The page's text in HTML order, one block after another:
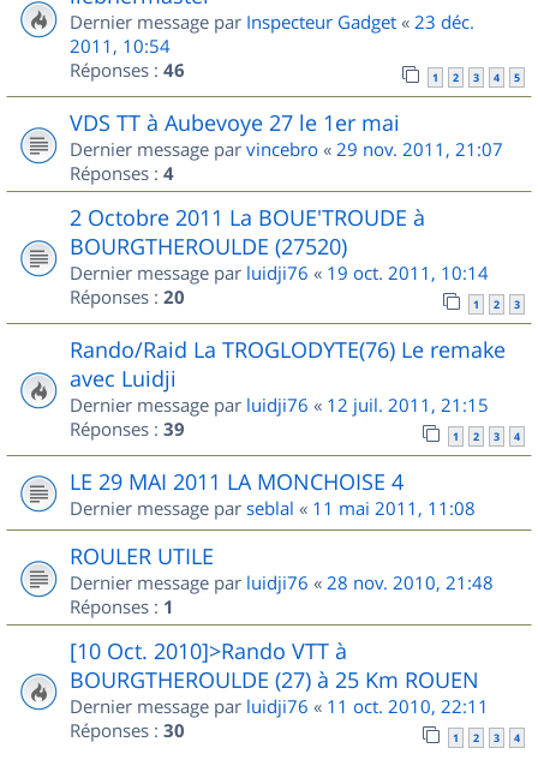
Dernier message par Inspecteur Gadget « 23 déc.
2011, 10:54
Réponses : 46 1 2 3 4 5
VDS TT à Aubevoye 27 le 1er mai
Dernier message par vincebro « 29 nov. 2011, 21:07
Réponses : 4
2 Octobre 2011 La BOUE'TROUDE à
BOURGTHEROULDE (27520)
Dernier message par luidji76 « 19 oct. 2011, 10:14
Réponses : 20 1 2 3
Rando/Raid La TROGLODYTE(76) Le remake
avec Luidji
Dernier message par luidji76 « 12 juil. 2011, 21:15
Réponses : 39 1 2 3 4
LE 29 MAI 2011 LA MONCHOISE 4
Dernier message par seblal « 11 mai 2011, 11:08
ROULER UTILE
Dernier message par luidji76 « 28 nov. 2010, 21:48
Réponses : 1
[10 Oct. 2010]>Rando VTT à
BOURGTHEROULDE (27) à 25 Km ROUEN
Dernier message par luidji76 « 11 oct. 2010, 22:11
Réponses : 30 1 2 3 4